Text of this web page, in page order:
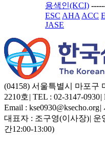
용색인(KCI) -----
ESC AHA ACC
JASE
(04158) 서울특별시 마포구
2210호 | TEL : 02-3147-0930|
Email : kse0930@ksecho.org|
대표자 : 조구영(이사장)| 운
간12:00-13:00)